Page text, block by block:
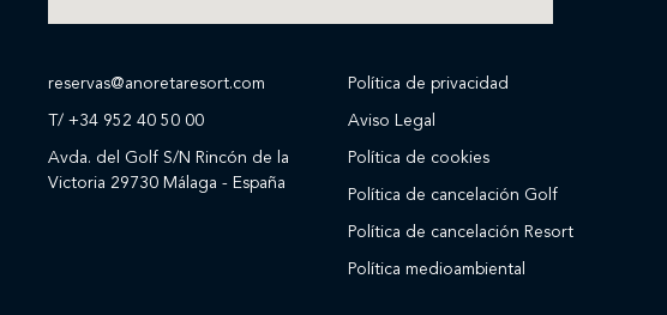
reservas@anoretaresort.com
T/ +34 952 40 50 00
Avda. del Golf S/N Rincón de la
Victoria 29730 Málaga - España
Política de privacidad
Aviso Legal
Política de cookies
Política de cancelación Golf
Política de cancelación Resort
Política medioambiental